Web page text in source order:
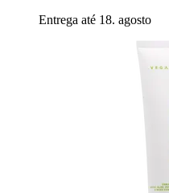
Entrega até 18. agosto